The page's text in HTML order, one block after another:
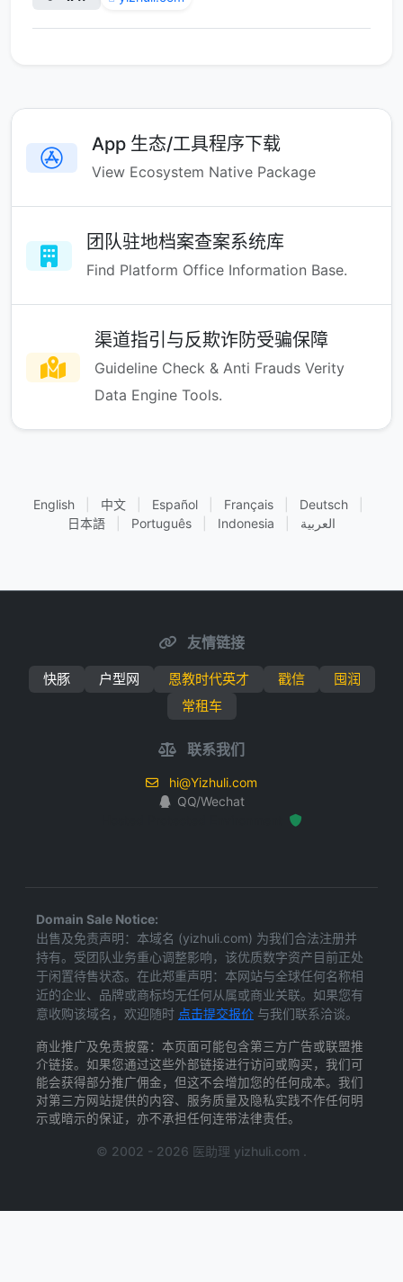
App 生态/工具程序下载
View Ecosystem Native Package
团队驻地档案查案系统库
Find Platform Office Information Base.
渠道指引与反欺诈防受骗保障
Guideline Check & Anti Frauds Verity
Data Engine Tools.
English 中文 Español Français Deutsch
日本語
Português Indonesia العربية
友情链接
快豚 户型网 恩教时代英才 戳信
囤润
常租车
联系我们
hi@Yizhuli.com
QQ/Wechat
Domain Sale Notice:
出售及免责声明：本域名 (yizhuli.com) 为我们合法注册并
持有。受团队业务重心调整影响，该优质数字资产目前正处
于闲置待售状态。在此郑重声明：本网站与全球任何名称相
近的企业、品牌或商标均无任何从属或商业关联。如果您有
意收购该域名，欢迎随时 点击提交报价 与我们联系洽谈。
商业推广及免责披露：本页面可能包含第三方广告或联盟推
介链接。如果您通过这些外部链接进行访问或购买，我们可
能会获得部分推广佣金，但这不会增加您的任何成本。我们
对第三方网站提供的内容、服务质量及隐私实践不作任何明
示或暗示的保证，亦不承担任何连带法律责任。
© 2002 - 2026 医助理 yizhuli.com .